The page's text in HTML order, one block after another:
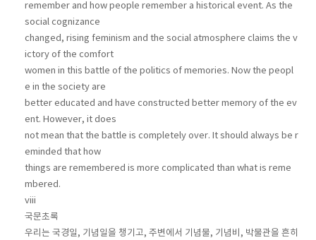
remember and how people remember a historical event. As the
social cognizance
changed, rising feminism and the social atmosphere claims the v
ictory of the comfort
women in this battle of the politics of memories. Now the peopl
e in the society are
better educated and have constructed better memory of the ev
ent. However, it does
not mean that the battle is completely over. It should always be r
eminded that how
things are remembered is more complicated than what is reme
mbered.
viii
국문초록
우리는 국경일, 기념일을 챙기고, 주변에서 기념물, 기념비, 박물관을 흔히